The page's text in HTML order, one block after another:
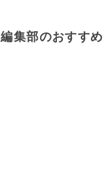
編集部のおすすめ